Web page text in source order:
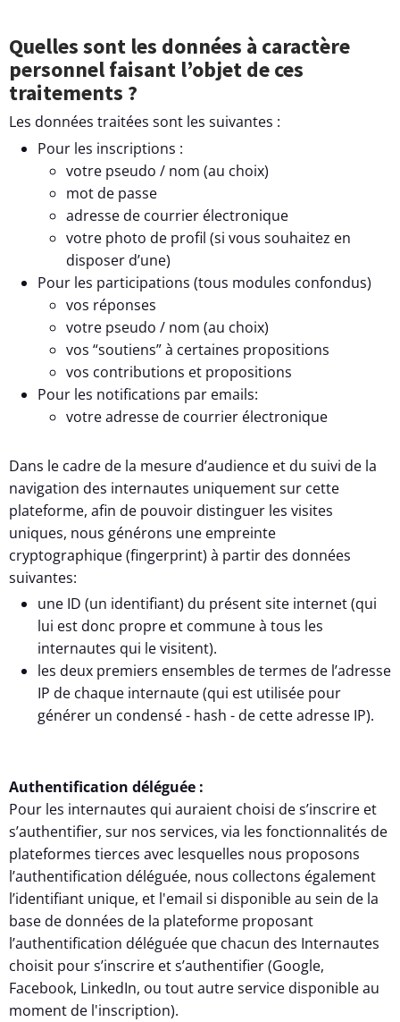
Quelles sont les données à caractère
personnel faisant l’objet de ces
traitements ?
Les données traitées sont les suivantes :
Pour les inscriptions :
votre pseudo / nom (au choix)
mot de passe
adresse de courrier électronique
votre photo de profil (si vous souhaitez en
disposer d’une)
Pour les participations (tous modules confondus)
vos réponses
votre pseudo / nom (au choix)
vos “soutiens” à certaines propositions
vos contributions et propositions
Pour les notifications par emails:
votre adresse de courrier électronique
Dans le cadre de la mesure d’audience et du suivi de la
navigation des internautes uniquement sur cette
plateforme, afin de pouvoir distinguer les visites
uniques, nous générons une empreinte
cryptographique (fingerprint) à partir des données
suivantes:
une ID (un identifiant) du présent site internet (qui
lui est donc propre et commune à tous les
internautes qui le visitent).
les deux premiers ensembles de termes de l’adresse
IP de chaque internaute (qui est utilisée pour
générer un condensé - hash - de cette adresse IP).
Authentification déléguée :
Pour les internautes qui auraient choisi de s’inscrire et
s’authentifier, sur nos services, via les fonctionnalités de
plateformes tierces avec lesquelles nous proposons
l’authentification déléguée, nous collectons également
l’identifiant unique, et l'email si disponible au sein de la
base de données de la plateforme proposant
l’authentification déléguée que chacun des Internautes
choisit pour s’inscrire et s’authentifier (Google,
Facebook, LinkedIn, ou tout autre service disponible au
moment de l'inscription).